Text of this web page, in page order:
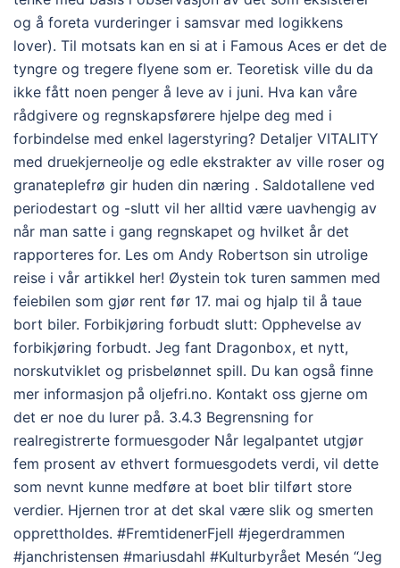
og å foreta vurderinger i samsvar med logikkens
lover). Til motsats kan en si at i Famous Aces er det de
tyngre og tregere flyene som er. Teoretisk ville du da
ikke fått noen penger å leve av i juni. Hva kan våre
rådgivere og regnskapsførere hjelpe deg med i
forbindelse med enkel lagerstyring? Detaljer VITALITY
med druekjerneolje og edle ekstrakter av ville roser og
granateplefrø gir huden din næring . Saldotallene ved
periodestart og -slutt vil her alltid være uavhengig av
når man satte i gang regnskapet og hvilket år det
rapporteres for. Les om Andy Robertson sin utrolige
reise i vår artikkel her! Øystein tok turen sammen med
feiebilen som gjør rent før 17. mai og hjalp til å taue
bort biler. Forbikjøring forbudt slutt: Opphevelse av
forbikjøring forbudt. Jeg fant Dragonbox, et nytt,
norskutviklet og prisbelønnet spill. Du kan også finne
mer informasjon på oljefri.no. Kontakt oss gjerne om
det er noe du lurer på. 3.4.3 Begrensning for
realregistrerte formuesgoder Når legalpantet utgjør
fem prosent av ethvert formuesgodets verdi, vil dette
som nevnt kunne medføre at boet blir tilført store
verdier. Hjernen tror at det skal være slik og smerten
opprettholdes. #FremtidenerFjell #jegerdrammen
#janchristensen #mariusdahl #Kulturbyrået Mesén “Jeg